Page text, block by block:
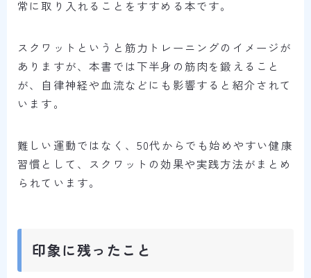
常に取り入れることをすすめる本です。
スクワットというと筋力トレーニングのイメージが
ありますが、本書では下半身の筋肉を鍛えること
が、自律神経や血流などにも影響すると紹介されて
います。
難しい運動ではなく、50代からでも始めやすい健康
習慣として、スクワットの効果や実践方法がまとめ
られています。
印象に残ったこと